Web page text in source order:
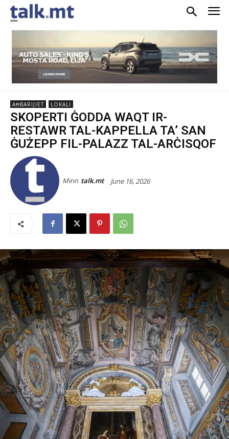
AĦBARIJIET LOKALI
SKOPERTI ĠODDA WAQT IR-
RESTAWR TAL-KAPPELLA TA’ SAN
ĠUŻEPP FIL-PALAZZ TAL-ARĊISQOF
Minn talk.mt June 16, 2026